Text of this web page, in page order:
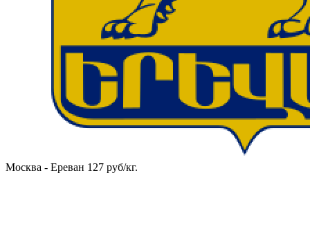
Москва - Ереван 127 руб/кг.